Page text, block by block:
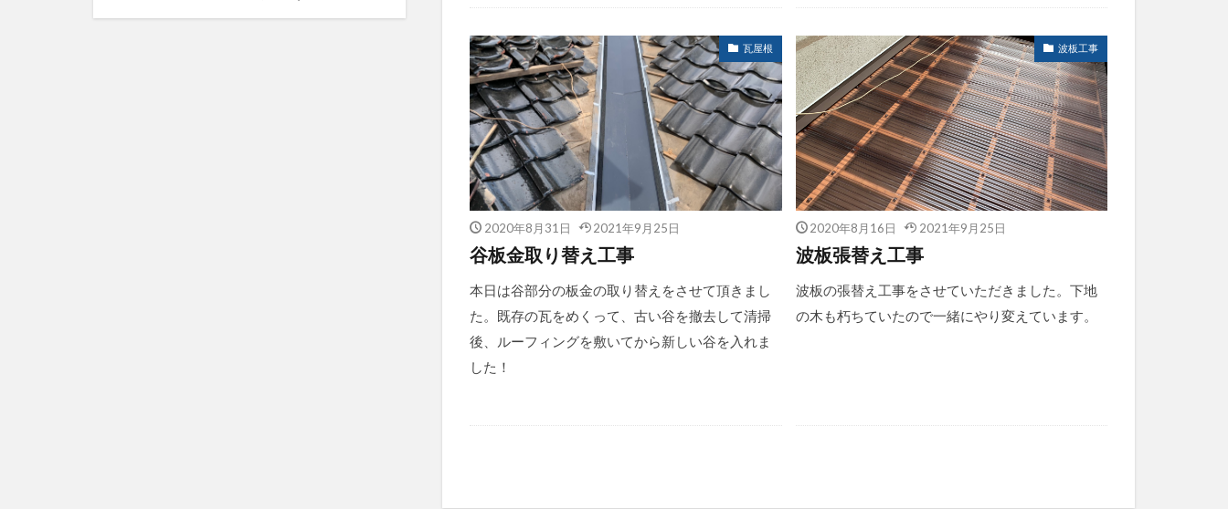
瓦屋根
2020年8月31日 2021年9月25日
谷板金取り替え工事
本日は谷部分の板金の取り替えをさせて頂きまし
た。既存の瓦をめくって、古い谷を撤去して清掃
後、ルーフィングを敷いてから新しい谷を入れま
した！
波板工事
2020年8月16日 2021年9月25日
波板張替え工事
波板の張替え工事をさせていただきました。下地
の木も朽ちていたので一緒にやり変えています。